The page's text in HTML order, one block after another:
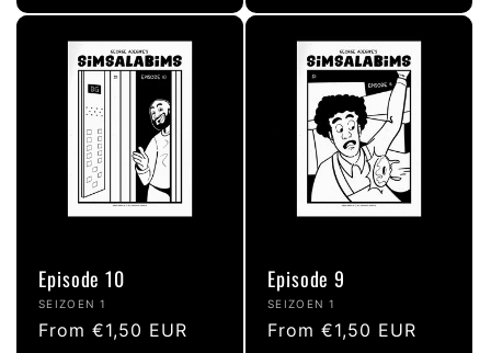
Episode 10
Vendor:
SEIZOEN 1
Regular
From €1,50 EUR
Episode 9
Vendor:
SEIZOEN 1
Regular
From €1,50 EUR